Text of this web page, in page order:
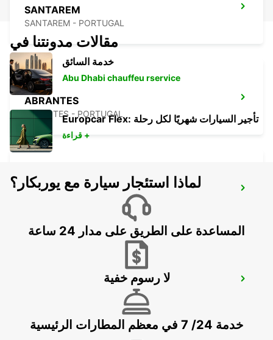
SANTAREM
SANTAREM - PORTUGAL
ABRANTES
ABRANTES - PORTUGAL
COIMBRA
TORRES VEDRAS
TORRES VEDRAS - PORTUGAL
مقالات مدونتنا في
خدمة السائق
Abu Dhabi chauffeu rservice
Europcar Flex: تأجير السيارات شهريًا لكل رحلة
قراءة +
لماذا استئجار سيارة مع يوربكار؟
المساعدة على الطريق على مدار 24 ساعة
لا رسوم خفية
خدمة 24/ 7 في معظم المطارات الرئيسية